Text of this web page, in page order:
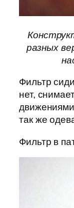
разных
Фильтр
нет,
так же
Фильтр в